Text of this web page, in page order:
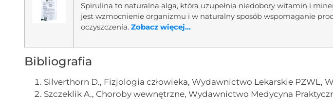
Spirulina to naturalna alga, która uzupełnia niedobory witamin i
jest wzmocnienie organizmu i w naturalny sposób wspomaganie
oczyszczenia.Zobacz więcej...
Bibliografia
Silverthorn D., Fizjologia człowieka, Wydawnictwo Lekarskie PZWL,
Szczeklik A., Choroby wewnętrzne, Wydawnictwo Medycyna